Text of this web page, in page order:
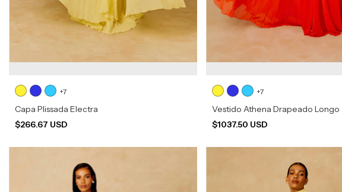
+7
Capa Plissada Electra
$266.67 USD
+7
Vestido Athena Drapeado Longo
$1037.50 USD